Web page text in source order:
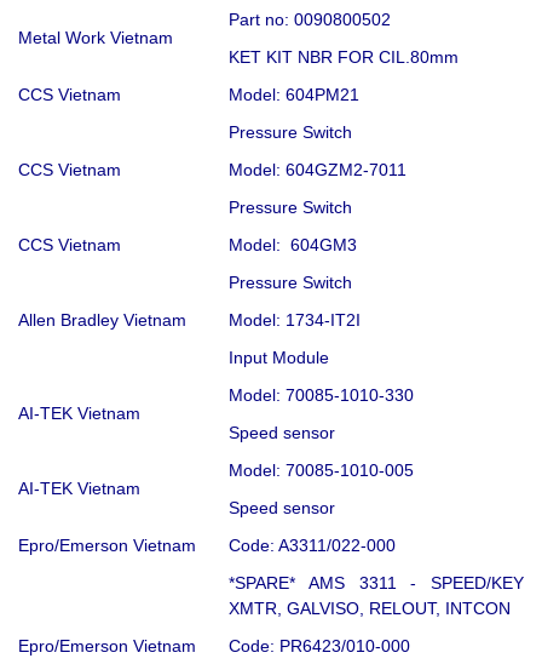
Metal Work Vietnam
Part no: 0090800502
KET KIT NBR FOR CIL.80mm
CCS Vietnam
Model: 604PM21
Pressure Switch
CCS Vietnam
Model: 604GZM2-7011
Pressure Switch
CCS Vietnam
Model: 604GM3
Pressure Switch
Allen Bradley Vietnam
Model: 1734-IT2I
Input Module
AI-TEK Vietnam
Model: 70085-1010-330
Speed sensor
AI-TEK Vietnam
Model: 70085-1010-005
Speed sensor
Epro/Emerson Vietnam
Code: A3311/022-000
*SPARE* AMS 3311 - SPEED/KEY
XMTR, GALVISO, RELOUT, INTCON
Epro/Emerson Vietnam
Code: PR6423/010-000